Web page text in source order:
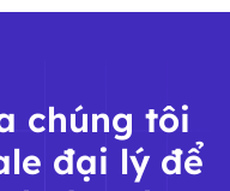
chúng tôi
đại lý để